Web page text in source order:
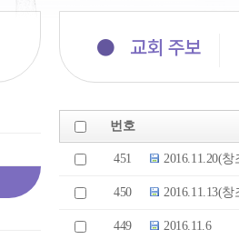
● 교회 주보
번호
451 2016.11.20(
450 2016.11.13(
449 2016.11.6